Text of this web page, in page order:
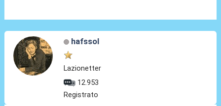
hafssol
Lazionetter
12.953
Registrato